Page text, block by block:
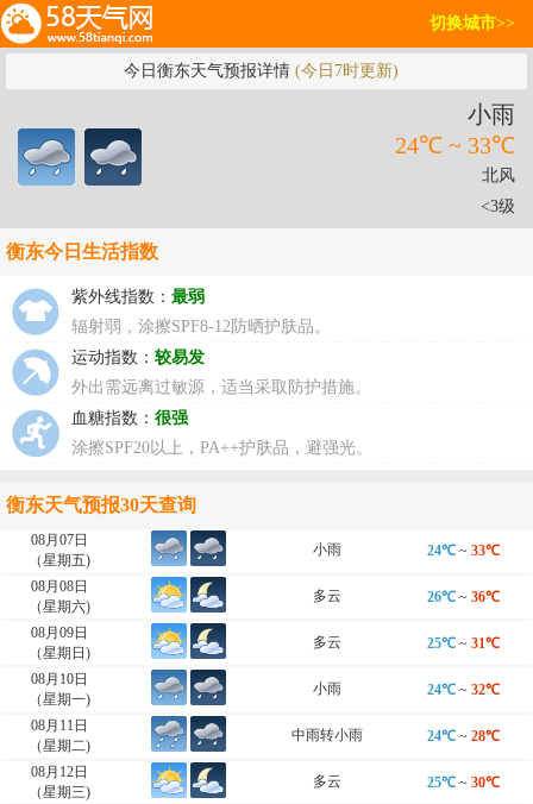
切换城市>>
今日衡东天气预报详情(今日7时更新)
小雨
24℃ ~ 33℃
北风
<3级
衡东今日生活指数
紫外线指数： 最弱
辐射弱，涂擦SPF8-12防晒护肤品。
运动指数： 较易发
外出需远离过敏源，适当采取防护措施。
血糖指数： 很强
涂擦SPF20以上，PA++护肤品，避强光。
衡东天气预报30天查询
08月07日
（星期五)
小雨 24℃ ~ 33℃
08月08日
（星期六)
多云 26℃ ~ 36℃
08月09日
（星期日)
多云 25℃ ~ 31℃
08月10日
（星期一)
小雨 24℃ ~ 32℃
08月11日
（星期二)
中雨转小雨 24℃ ~ 28℃
08月12日
（星期三)
多云 25℃ ~ 30℃